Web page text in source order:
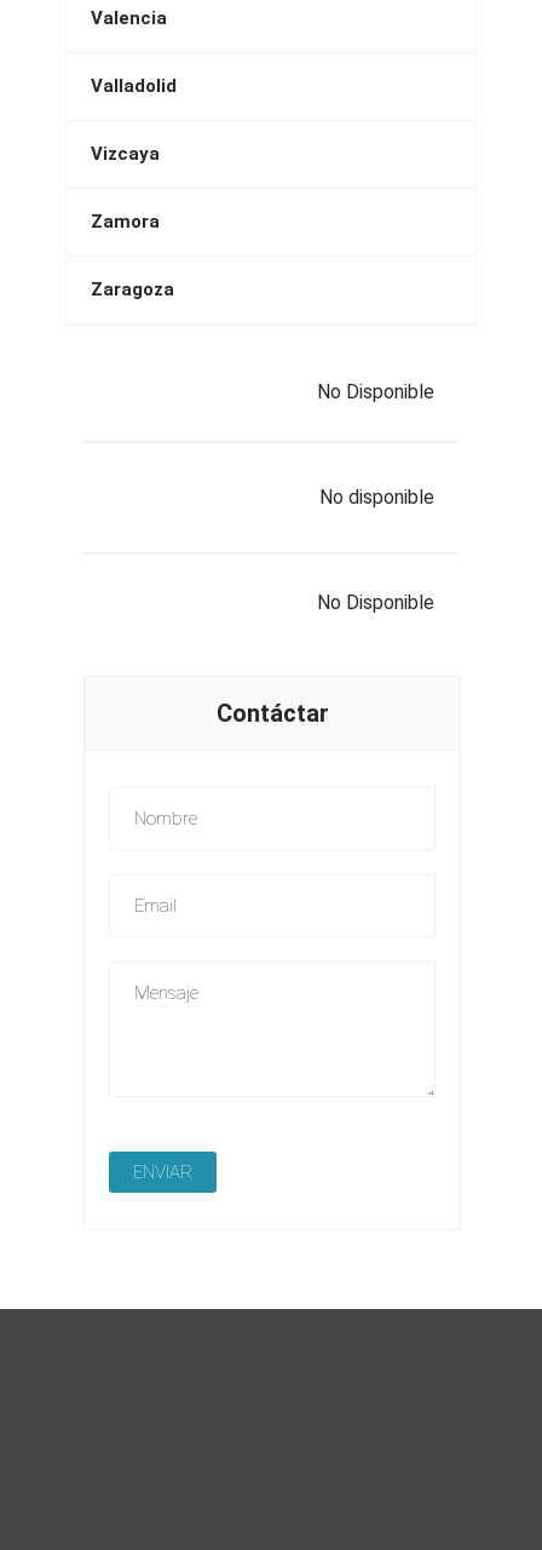
Valencia
Valladolid
Vizcaya
Zamora
Zaragoza
No Disponible
No disponible
No Disponible
Contáctar